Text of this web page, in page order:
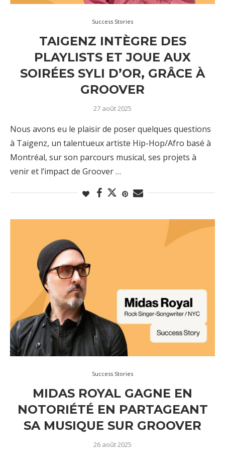
Success Stories
TAIGENZ INTÈGRE DES
PLAYLISTS ET JOUE AUX
SOIRÉES SYLI D’OR, GRÂCE À
GROOVER
27 août 2025
Nous avons eu le plaisir de poser quelques questions
à Taigenz, un talentueux artiste Hip-Hop/Afro basé à
Montréal, sur son parcours musical, ses projets à
venir et l’impact de Groover …
Success Stories
MIDAS ROYAL GAGNE EN
NOTORIÉTÉ EN PARTAGEANT
SA MUSIQUE SUR GROOVER
26 août 2025